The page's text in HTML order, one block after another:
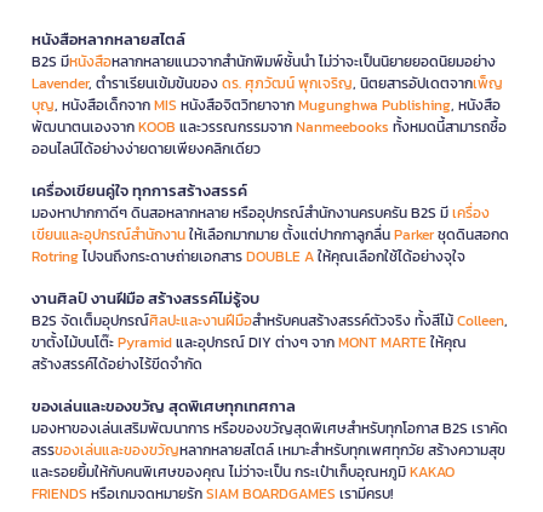
หนังสือหลากหลายสไตล์
B2S มีหนังสือหลากหลายแนวจากสำนักพิมพ์ชั้นนำ ไม่ว่าจะเป็นนิยายยอดนิยมอย่าง
Lavender, ตำราเรียนเข้มข้นของดร. ศุภวัฒน์ พุกเจริญ, นิตยสารอัปเดตจากเพ็ญ
บุญ, หนังสือเด็กจากMIS หนังสือจิตวิทยาจากMugunghwa Publishing, หนังสือ
พัฒนาตนเองจากKOOB และวรรณกรรมจากNanmeebooks ทั้งหมดนี้สามารถซื้อ
ออนไลน์ได้อย่างง่ายดายเพียงคลิกเดียว
เครื่องเขียนคู่ใจ ทุกการสร้างสรรค์
มองหาปากกาดีๆ ดินสอหลากหลาย หรืออุปกรณ์สำนักงานครบครัน B2S มีเครื่อง
เขียนและอุปกรณ์สำนักงานให้เลือกมากมาย ตั้งแต่ปากกาลูกลื่นParkerชุดดินสอกด
Rotringไปจนถึงกระดาษถ่ายเอกสารDOUBLE Aให้คุณเลือกใช้ได้อย่างจุใจ
งานศิลป์ งานฝีมือ สร้างสรรค์ไม่รู้จบ
B2S จัดเต็มอุปกรณ์ศิลปะและงานฝีมือสำหรับคนสร้างสรรค์ตัวจริง ทั้งสีไม้Colleen,
ขาตั้งไม้บนโต๊ะPyramidและอุปกรณ์ DIY ต่างๆ จากMONT MARTEให้คุณ
สร้างสรรค์ได้อย่างไร้ขีดจำกัด
ของเล่นและของขวัญ สุดพิเศษทุกเทศกาล
มองหาของเล่นเสริมพัฒนาการ หรือของขวัญสุดพิเศษสำหรับทุกโอกาส B2S เราคัด
สรรของเล่นและของขวัญหลากหลายสไตล์ เหมาะสำหรับทุกเพศทุกวัย สร้างความสุข
และรอยยิ้มให้กับคนพิเศษของคุณ ไม่ว่าจะเป็น กระเป๋าเก็บอุณหภูมิKAKAO
FRIENDS หรือเกมจดหมายรักSIAM BOARDGAMES เรามีครบ!